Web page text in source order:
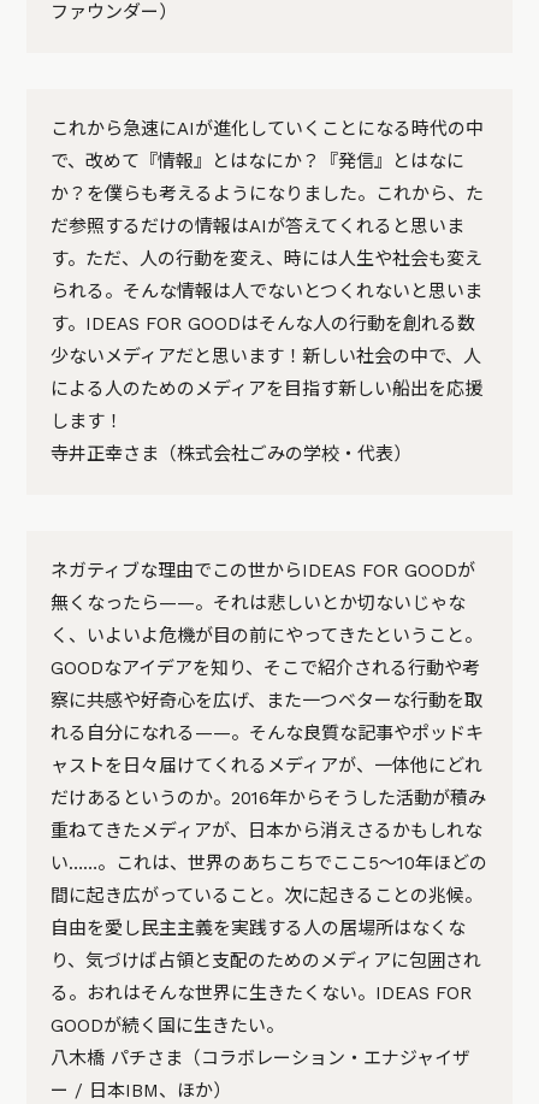
ファウンダー）
これから急速にAIが進化していくことになる時代の中
で、改めて『情報』とはなにか？『発信』とはなに
か？を僕らも考えるようになりました。これから、た
だ参照するだけの情報はAIが答えてくれると思いま
す。ただ、人の行動を変え、時には人生や社会も変え
られる。そんな情報は人でないとつくれないと思いま
す。IDEAS FOR GOODはそんな人の行動を創れる数
少ないメディアだと思います！新しい社会の中で、人
による人のためのメディアを目指す新しい船出を応援
します！
寺井正幸さま（株式会社ごみの学校・代表）
ネガティブな理由でこの世からIDEAS FOR GOODが
無くなったら——。それは悲しいとか切ないじゃな
く、いよいよ危機が目の前にやってきたということ。
GOODなアイデアを知り、そこで紹介される行動や考
察に共感や好奇心を広げ、また一つベターな行動を取
れる自分になれる——。そんな良質な記事やポッドキ
ャストを日々届けてくれるメディアが、一体他にどれ
だけあるというのか。2016年からそうした活動が積み
重ねてきたメディアが、日本から消えさるかもしれな
い……。これは、世界のあちこちでここ5〜10年ほどの
間に起き広がっていること。次に起きることの兆候。
自由を愛し民主主義を実践する人の居場所はなくな
り、気づけば占領と支配のためのメディアに包囲され
る。おれはそんな世界に生きたくない。IDEAS FOR
GOODが続く国に生きたい。
八木橋 パチさま（コラボレーション・エナジャイザ
ー / 日本IBM、ほか）